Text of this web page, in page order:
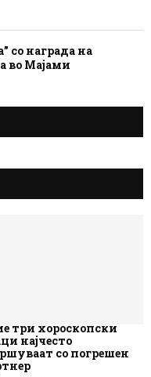
со награда на
во Мајами
три хороскопски
најчесто
со погрешен